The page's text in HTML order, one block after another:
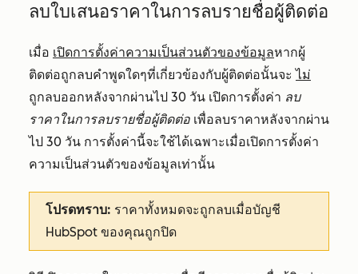
ลบใบเสนอราคาในการลบรายชื่อผู้ติดต่อ
เมื่อ เปิดการตั้งค่าความเป็นส่วนตัวของข้อมูลหากผู้
ติดต่อถูกลบคำพูดใดๆที่เกี่ยวข้องกับผู้ติดต่อนั้นจะไม่
ถูกลบออกหลังจากผ่านไป 30 วัน เปิดการตั้งค่า ลบ
ราคาในการลบรายชื่อผู้ติดต่อ เพื่อลบราคาหลังจากผ่าน
ไป 30 วัน การตั้งค่านี้จะใช้ได้เฉพาะเมื่อเปิดการตั้งค่า
ความเป็นส่วนตัวของข้อมูลเท่านั้น
โปรดทราบ: ราคาทั้งหมดจะถูกลบเมื่อบัญชี
HubSpot ของคุณถูกปิด